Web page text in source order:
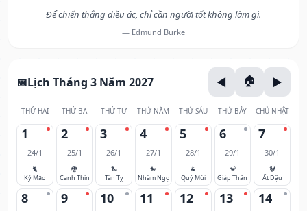
Để chiến thắng điều ác, chỉ cần người tốt không làm gì.
— Edmund Burke
Lịch Tháng 3 Năm 2027
THỨ HAI THỨ BA THỨ TƯ THỨ NĂM THỨ SÁU THỨ BẢY CHỦ NHẬT
1
24/1
🐈
Kỷ Mão
2
25/1
🐉
Canh Thìn
3
26/1
🐍
Tân Tỵ
4
27/1
🐎
Nhâm Ngọ
5
28/1
🐐
Quý Mùi
6
29/1
🐒
Giáp Thân
7
30/1
🐓
Ất Dậu
8 9 10 11 12 13 14